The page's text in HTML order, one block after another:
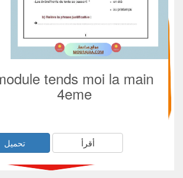
tends moi la main
4eme
أقرأ تحميل